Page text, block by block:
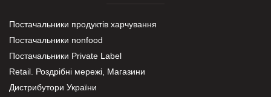
Постачальники продуктів харчування
Постачальники nonfood
Постачальники Private Label
Retail. Роздрібні мережі, Магазини
Дистрибутори України